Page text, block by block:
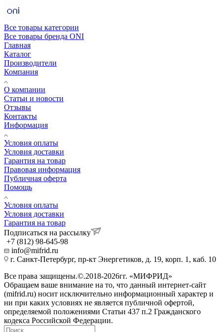
Все товары категории
Все товары бренда ONI
Главная
Каталог
Производители
Компания
О компании
Статьи и новости
Отзывы
Контакты
Информация
Условия оплаты
Условия доставки
Гарантия на товар
Правовая информация
Публичная оферта
Помощь
Условия оплаты
Условия доставки
Гарантия на товар
Подписаться на рассылку
+7 (812) 98-645-98
info@mifrid.ru
г. Санкт-Петербург, пр-кт Энергетиков, д. 19, корп. 1, каб. 10
Все права защищены.©.2018-2026гг. «МИФРИД»
Обращаем ваше внимание на то, что данный интернет-сайт
(mifrid.ru) носит исключительно информационный характер и
ни при каких условиях не является публичной офертой,
определяемой положениями Статьи 437 п.2 Гражданского
кодекса Российской Федерации.